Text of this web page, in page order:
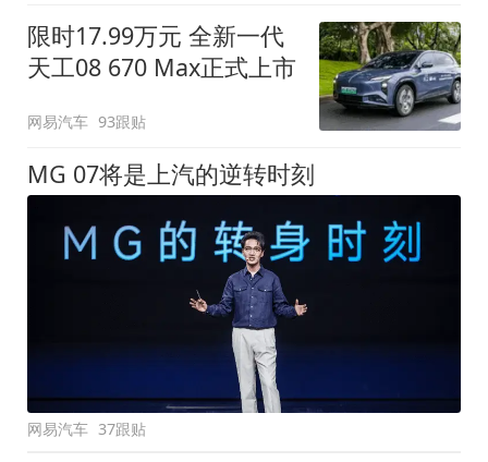
限时17.99万元 全新一代
天工08 670 Max正式上市
网易汽车 93跟贴
MG 07将是上汽的逆转时刻
网易汽车 37跟贴